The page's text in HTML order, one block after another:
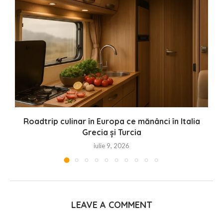
Roadtrip culinar în Europa ce mănânci în Italia
Grecia și Turcia
iulie 9, 2026
LEAVE A COMMENT